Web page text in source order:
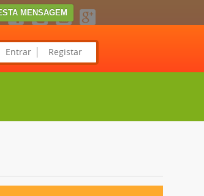
MENSAGEM
Entrar Registar